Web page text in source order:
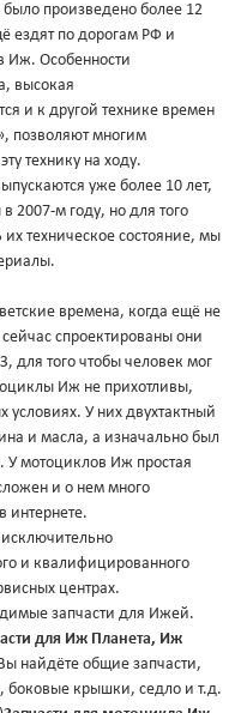
произведено более 12
ездят по дорогам РФ и
Особенности
высокая
и к другой технике времен
позволяют многим
технику на ходу.
уже более 10 лет,
2007-м году, но для того
техническое состояние, мы
времена, когда ещё не
спроектированы они
для того чтобы человек мог
Иж не прихотливы,
условиях. У них двухтактный
и масла, а изначально был
У мотоциклов Иж простая
и о нем много
интернете.
и квалифицированного
центрах.
запчасти для Ижей.
для Иж Планета, Иж
найдёте общие запчасти,
боковые крышки, седло и т.д.